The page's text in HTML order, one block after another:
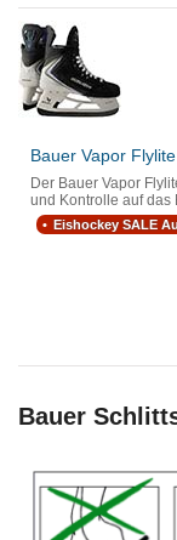
Bauer Vapor
Der Bauer Vapor
und Kontrolle auf das
Eishockey SALE
Bauer